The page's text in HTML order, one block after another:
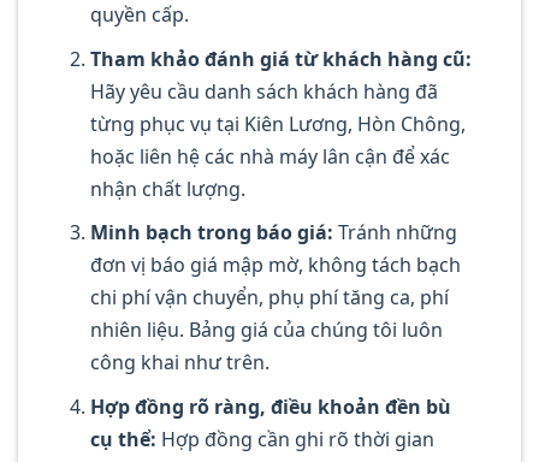
quyền cấp.
Tham khảo đánh giá từ khách hàng cũ:
Hãy yêu cầu danh sách khách hàng đã
từng phục vụ tại Kiên Lương, Hòn Chông,
hoặc liên hệ các nhà máy lân cận để xác
nhận chất lượng.
Minh bạch trong báo giá: Tránh những
đơn vị báo giá mập mờ, không tách bạch
chi phí vận chuyển, phụ phí tăng ca, phí
nhiên liệu. Bảng giá của chúng tôi luôn
công khai như trên.
Hợp đồng rõ ràng, điều khoản đền bù
cụ thể: Hợp đồng cần ghi rõ thời gian